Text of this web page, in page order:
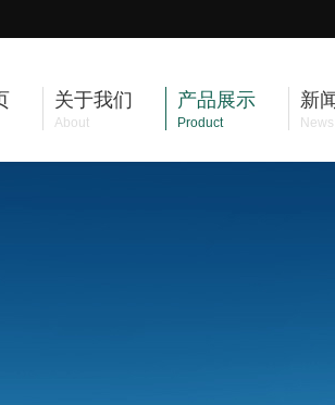
关于我们
About
产品展示
Product
新
News